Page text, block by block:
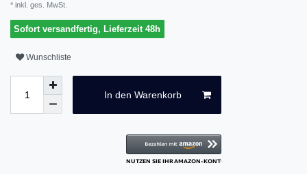
* inkl. ges. MwSt.
Sofort versandfertig, Lieferzeit 48h
Wunschliste
In den Warenkorb